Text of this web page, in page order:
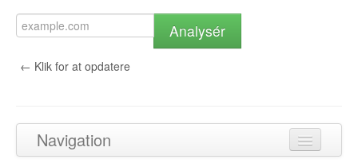
Analysér
← Klik for at opdatere
Navigation